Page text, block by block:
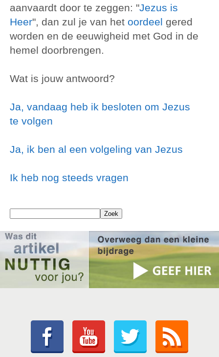
aanvaardt door te zeggen: "Jezus is
Heer", dan zul je van het oordeel gered
worden en de eeuwigheid met God in de
hemel doorbrengen.
Wat is jouw antwoord?
Ja, vandaag heb ik besloten om Jezus
te volgen
Ja, ik ben al een volgeling van Jezus
Ik heb nog steeds vragen